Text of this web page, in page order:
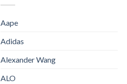
Aape
Adidas
Alexander Wang
ALO